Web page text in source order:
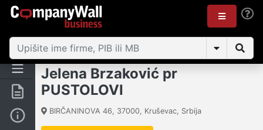
Rezime
Osnovni podaci
Jelena Brzaković pr
PUSTOLOVI
BIRČANINOVA 46, 37000, Kruševac, Srbija